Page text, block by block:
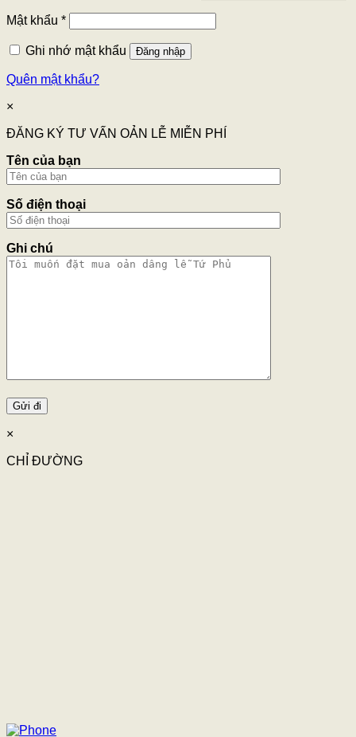
Mật khẩu *
Ghi nhớ mật khẩu Đăng nhập
Quên mật khẩu?
×
ĐĂNG KÝ TƯ VẤN OẢN LỄ MIỄN PHÍ
Tên của bạn
Số điện thoại
Ghi chú
×
CHỈ ĐƯỜNG